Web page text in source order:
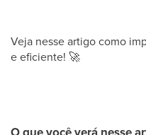
Veja nesse artigo como
e eficiente! 🚀